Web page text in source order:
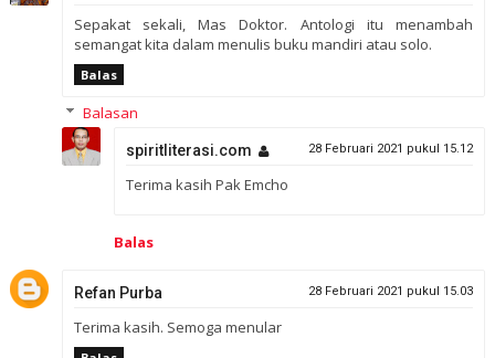
Sepakat sekali, Mas Doktor. Antologi itu menambah
semangat kita dalam menulis buku mandiri atau solo.
Balas
Balasan
spiritliterasi.com 28 Februari 2021 pukul 15.12
Terima kasih Pak Emcho
Balas
Refan Purba 28 Februari 2021 pukul 15.03
Terima kasih. Semoga menular